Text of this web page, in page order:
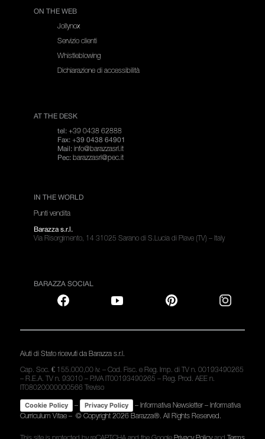
ON THE WEB
Jollynox
Servizio clienti
Whistleblowing
Dichiarazione di accessibilità
AT THE DESK
tel: +39 0438 62888
Fax: +39 0438 64901
Mail: info@barazzasrl.it
Pec: barazzasrl@pec.it
IN THE WORLD
Punti vendita
Barazza s.r.l.
Via Risorgimento, 14 31025 Sarano di S.Lucia di Piave (TV) – Italy
BARAZZA SOCIAL
Aiuti di Stato ricevuti da Barazza s.r.l.
Cap. Soc. € 155.000,00 iv. – Cod. Fisc. e Reg. Imp. di TV n. 00193490265
– R.E.A. TV n. 93010 – P.IVA IT00193490265 – Reg. Prod. AEE n.
IT08020000000566 Treviso
Cookie Policy – Privacy Policy – Informativa Newsletter– Informativa
Curriculum Vitae – © Copyright 2026 Barazza®. All Rights Reserved.